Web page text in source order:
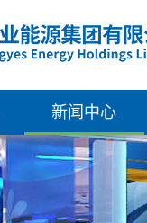
新闻中心
新闻中心
通知公告